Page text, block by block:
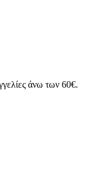
άνω των 60€.